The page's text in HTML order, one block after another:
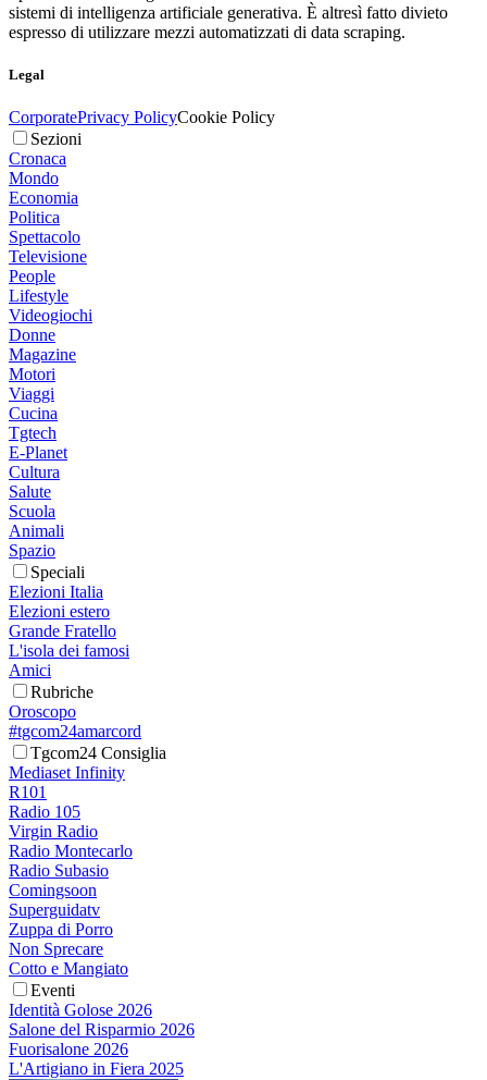
sistemi di intelligenza artificiale generativa. È altresì fatto divieto
espresso di utilizzare mezzi automatizzati di data scraping.
Legal
CorporatePrivacy PolicyCookie Policy
Sezioni
Cronaca
Mondo
Economia
Politica
Spettacolo
Televisione
People
Lifestyle
Videogiochi
Donne
Magazine
Motori
Viaggi
Cucina
Tgtech
E-Planet
Cultura
Salute
Scuola
Animali
Spazio
Speciali
Elezioni Italia
Elezioni estero
Grande Fratello
L'isola dei famosi
Amici
Rubriche
Oroscopo
#tgcom24amarcord
Tgcom24 Consiglia
Mediaset Infinity
R101
Radio 105
Virgin Radio
Radio Montecarlo
Radio Subasio
Comingsoon
Superguidatv
Zuppa di Porro
Non Sprecare
Cotto e Mangiato
Eventi
Identità Golose 2026
Salone del Risparmio 2026
Fuorisalone 2026
L'Artigiano in Fiera 2025